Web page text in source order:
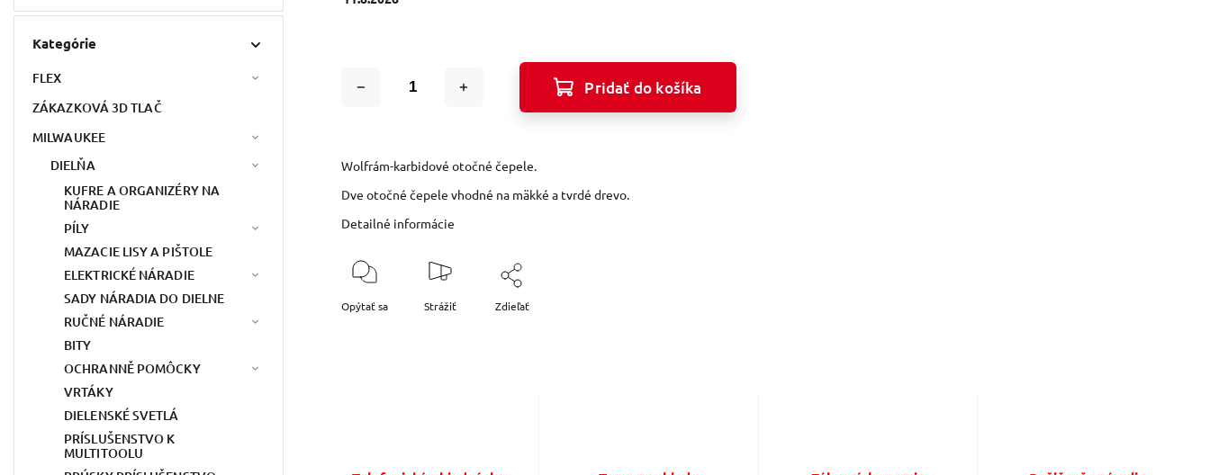
Kategórie
FLEX
ZÁKAZKOVÁ 3D TLAČ
MILWAUKEE
DIELŇA
KUFRE A ORGANIZÉRY NA
NÁRADIE
PÍLY
MAZACIE LISY A PIŠTOLE
ELEKTRICKÉ NÁRADIE
SADY NÁRADIA DO DIELNE
RUČNÉ NÁRADIE
BITY
OCHRANNĚ POMÔCKY
VRTÁKY
DIELENSKÉ SVETLÁ
PRÍSLUŠENSTVO K
MULTITOOLU
Pridať do košíka
Wolfrám-karbidové otočné čepele.
Dve otočné čepele vhodné na mäkké a tvrdé drevo.
Detailné informácie
Opýtať sa Strážiť Zdieľať